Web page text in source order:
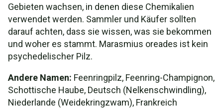
Gebieten wachsen, in denen diese Chemikalien
verwendet werden. Sammler und Käufer sollten
darauf achten, dass sie wissen, was sie bekommen
und woher es stammt. Marasmius oreades ist kein
psychedelischer Pilz.
Andere Namen: Feenringpilz, Feenring-Champignon,
Schottische Haube, Deutsch (Nelkenschwindling),
Niederlande (Weidekringzwam), Frankreich